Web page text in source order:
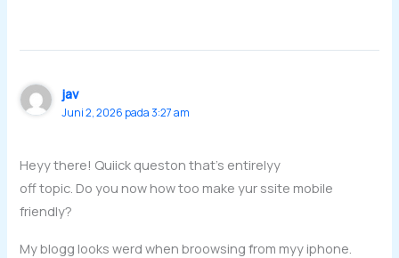
jav
Juni 2, 2026 pada 3:27 am
Heyy there! Quiick queston that’s entirelyy
off topic. Do you now how too make yur ssite mobile
friendly?
My blogg looks werd when broowsing from myy iphone.